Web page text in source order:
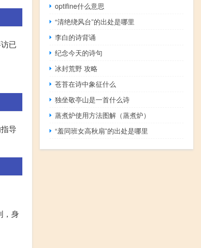
已
导
，身
optifine什么意思
“清绝绕风台”的出处是哪里
李白的诗背诵
纪念今天的诗句
冰封荒野 攻略
苍苔在诗中象征什么
独坐敬亭山是一首什么诗
蒸煮炉使用方法图解（蒸煮炉）
“羞同班女高秋扇”的出处是哪里